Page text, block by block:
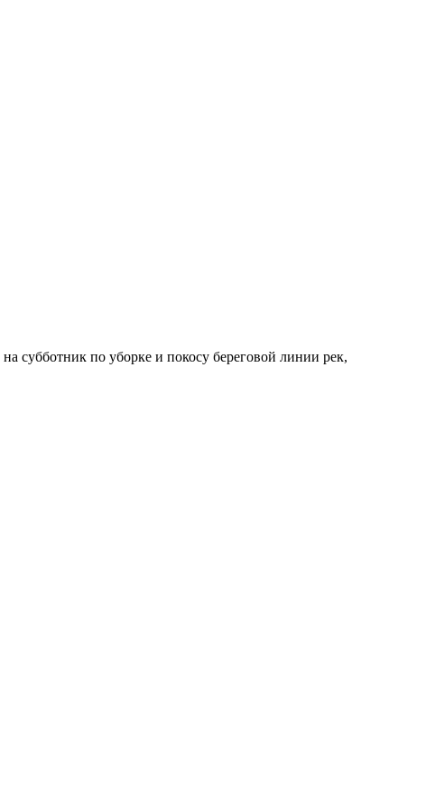
субботник по уборке и покосу береговой линии рек,